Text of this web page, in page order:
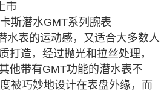
市
斯潜水GMT系列腕表
水表的运动感，又适合大多数人
打造，经过抛光和拉丝处理，
他带有GMT功能的潜水表不
被巧妙地设计在表盘外缘，而